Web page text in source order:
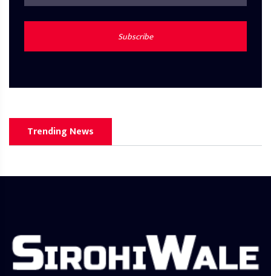
Subscribe
Trending News